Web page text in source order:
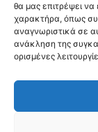
θα μας επιτρέψει
χαρακτήρα, όπως
αναγνωριστικά σε
ανάκληση της
ορισμένες